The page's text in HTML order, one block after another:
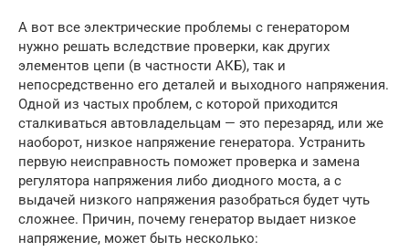
А вот все электрические проблемы с генератором
нужно решать вследствие проверки, как других
элементов цепи (в частности АКБ), так и
непосредственно его деталей и выходного напряжения.
Одной из частых проблем, с которой приходится
сталкиваться автовладельцам — это перезаряд, или же
наоборот, низкое напряжение генератора. Устранить
первую неисправность поможет проверка и замена
регулятора напряжения либо диодного моста, а с
выдачей низкого напряжения разобраться будет чуть
сложнее. Причин, почему генератор выдает низкое
напряжение, может быть несколько: